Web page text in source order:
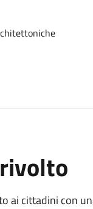
ai cittadini con